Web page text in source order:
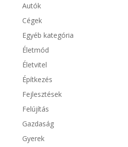
Autók
Cégek
Egyéb kategória
Életmód
Életvitel
Építkezés
Fejlesztések
Felújítás
Gazdaság
Gyerek